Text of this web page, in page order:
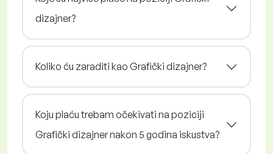
dizajner?
Koliko ću zaraditi kao Grafički dizajner?
Koju plaću trebam očekivati na poziciji
Grafički dizajner nakon 5 godina iskustva?